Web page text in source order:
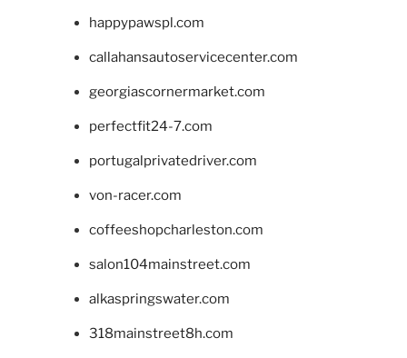
happypawspl.com
callahansautoservicecenter.com
georgiascornermarket.com
perfectfit24-7.com
portugalprivatedriver.com
von-racer.com
coffeeshopcharleston.com
salon104mainstreet.com
alkaspringswater.com
318mainstreet8h.com